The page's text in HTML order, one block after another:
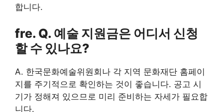
합니다.
fre. Q. 예술 지원금은 어디서 신청
할 수 있나요?
A. 한국문화예술위원회나 각 지역 문화재단 홈페이
지를 주기적으로 확인하는 것이 좋습니다. 공고 시
기가 정해져 있으므로 미리 준비하는 자세가 필요합
니다.